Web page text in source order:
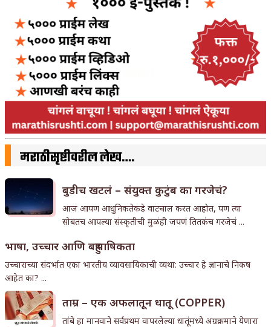
मराठीसृष्टीवरील लेख….
बुडीच खटलं – संयुक्त कुटुंब का गरजेचं?
आज आपण आधुनिकतेकडे वाटचाल करत आहोत, पण त्या
सोबतच आपल्या संस्कृतीची मुळंही जपणं तितकंच गरजेचं ...
भाषा, उच्चार आणि बहुभाषिकता
उच्चाराच्या संदर्भात एका भारतीय व्यावसायिकाची व्यथा: उच्चार हे ज्ञानाचे निकष
आहेत का? ...
ताम्र – एक अफलातून धातू (COPPER)
तांबे हा मानवाने सर्वप्रथम वापरलेल्या धातूंमध्ये अग्रक्रमाने येणारा